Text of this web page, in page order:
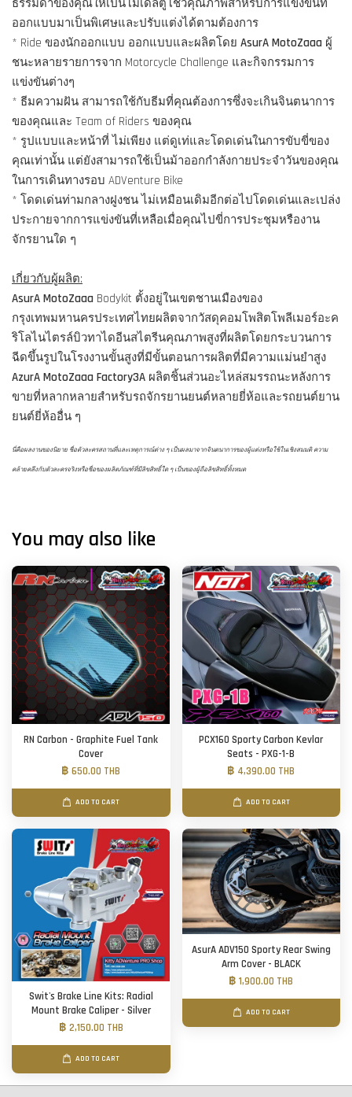
ธรรมดาของคุณให้เป็นโมเดลตู้โชว์คุณภาพสำหรับการแข่งขันที่
ออกแบบมาเป็นพิเศษและปรับแต่งได้ตามต้องการ
* Ride ของนักออกแบบ ออกแบบและผลิตโดย AsurA MotoZaaa ผู้
ชนะหลายรายการจาก Motorcycle Challenge และกิจกรรมการ
แข่งขันต่างๆ
* ธีมความฝัน สามารถใช้กับธีมที่คุณต้องการซึ่งจะเกินจินตนาการ
ของคุณและ Team of Riders ของคุณ
* รูปแบบและหน้าที่ ไม่เพียง แต่ดูเท่และโดดเด่นในการขับขี่ของ
คุณเท่านั้น แต่ยังสามารถใช้เป็นม้าออกกำลังกายประจำวันของคุณ
ในการเดินทางรอบ ADVenture Bike
* โดดเด่นท่ามกลางฝูงชน ไม่เหมือนเดิมอีกต่อไปโดดเด่นและเปล่ง
ประกายจากการแข่งขันที่เหลือเมื่อคุณไปขี่การประชุมหรืองาน
จักรยานใด ๆ
เกี่ยวกับผู้ผลิต:
AsurA MotoZaaa Bodykit ตั้งอยู่ในเขตชานเมืองของ
กรุงเทพมหานครประเทศไทยผลิตจากวัสดุคอมโพสิตโพลีเมอร์อะค
ริโลไนไตรล์บิวทาไดอีนสไตรีนคุณภาพสูงที่ผลิตโดยกระบวนการ
ฉีดขึ้นรูปในโรงงานขั้นสูงที่มีขั้นตอนการผลิตที่มีความแม่นยำสูง
AzurA MotoZaaa Factory3A ผลิตชิ้นส่วนอะไหล่สมรรถนะหลังการ
ขายที่หลากหลายสำหรับรถจักรยานยนต์หลายยี่ห้อและรถยนต์ยาน
ยนต์ยี่ห้ออื่น ๆ
นี่คือผลงานของนิยาย ชื่อตัวละครสถานที่และเหตุการณ์ต่าง ๆ เป็นผลมาจากจินตนาการของผู้แต่งหรือใช้ในเชิงสมมติ ความ
คล้ายคลึงกับตัวละครจริงหรือชื่อของผลิตภัณฑ์ที่มีลิขสิทธิ์ใด ๆ เป็นของผู้ถือลิขสิทธิ์ทั้งหมด
You may also like
RN Carbon - Graphite Fuel Tank
Cover
฿ 650.00 THB
ADD TO CART
PCX160 Sporty Carbon Kevlar
Seats - PXG-1-B
฿ 4,390.00 THB
ADD TO CART
Swit's Brake Line Kits: Radial
Mount Brake Caliper - Silver
฿ 2,150.00 THB
ADD TO CART
AsurA ADV150 Sporty Rear Swing
Arm Cover - BLACK
฿ 1,900.00 THB
ADD TO CART